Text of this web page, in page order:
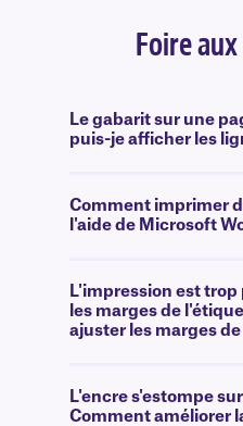
Foire
Le gabarit sur une
puis-je afficher les
Comment imprimer
l'aide de Microsoft
L'impression est trop
les marges de
ajuster les marges
L'encre s'estompe
Comment améliorer